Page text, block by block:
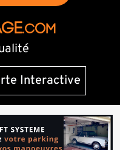
.com
Interactive